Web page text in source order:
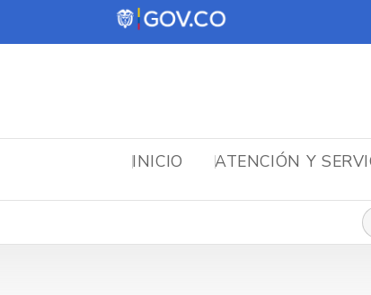
INICIO ATENCIÓN Y